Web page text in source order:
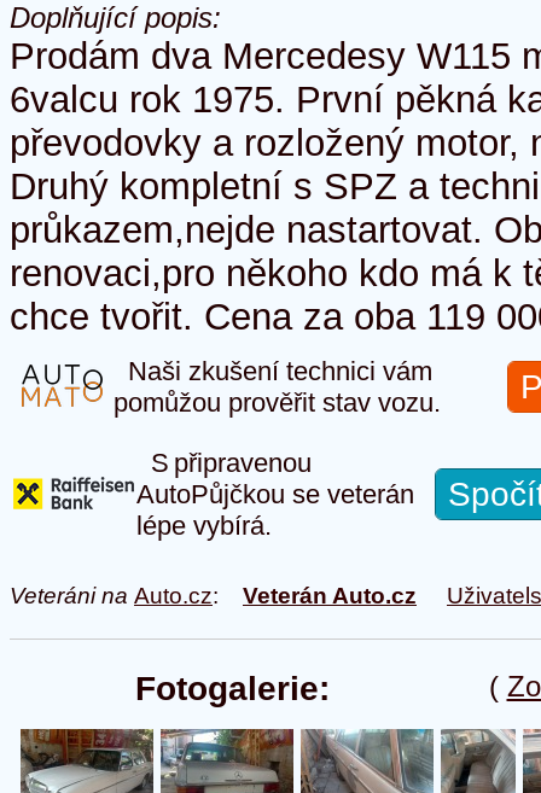
Doplňující popis:
Prodám dva Mercedesy W115
6valcu rok 1975. První pěkná
převodovky a rozložený motor,
Druhý kompletní s SPZ a
průkazem,nejde nastartovat.
renovaci,pro někoho kdo má k
chce tvořit. Cena za oba 119
Naši zkušení technici vám
pomůžou prověřit stav vozu.
S připravenou
AutoPůjčkou se veterán
lépe vybírá.
Veteráni na Auto.cz: Veterán Auto.cz
(
Fotogalerie: